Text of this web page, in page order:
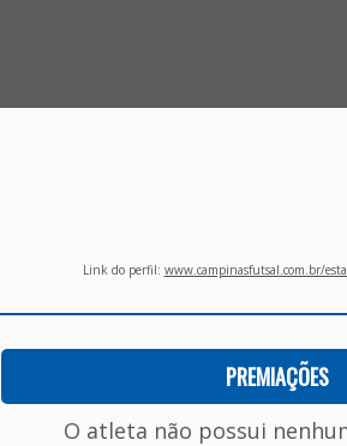
Link do perfil: www.campinasfutsal.com.br/
PREMIAÇÕES
O atleta não possui